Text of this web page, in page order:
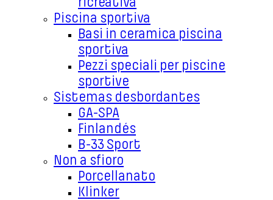
Piscina sportiva
Basi in ceramica piscina
sportiva
Pezzi speciali per piscine
sportive
Sistemas desbordantes
GA-SPA
Finlandés
B-33 Sport
Non a sfioro
Porcellanato
Klinker